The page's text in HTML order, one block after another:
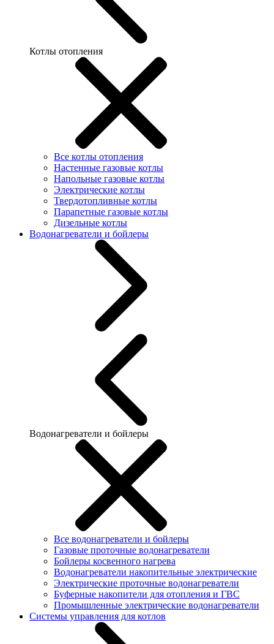
Котлы отопления
Все котлы отопления
Настенные газовые котлы
Напольные газовые котлы
Электрические котлы
Твердотопливные котлы
Парапетные газовые котлы
Дизельные котлы
Водонагреватели и бойлеры
Водонагреватели и бойлеры
Все водонагреватели и бойлеры
Газовые проточные водонагреватели
Бойлеры косвенного нагрева
Водонагреватели накопительные электрические
Электрические проточные водонагреватели
Буферные накопители для отопления и ГВС
Промышленные электрические водонагреватели
Системы управления для котлов